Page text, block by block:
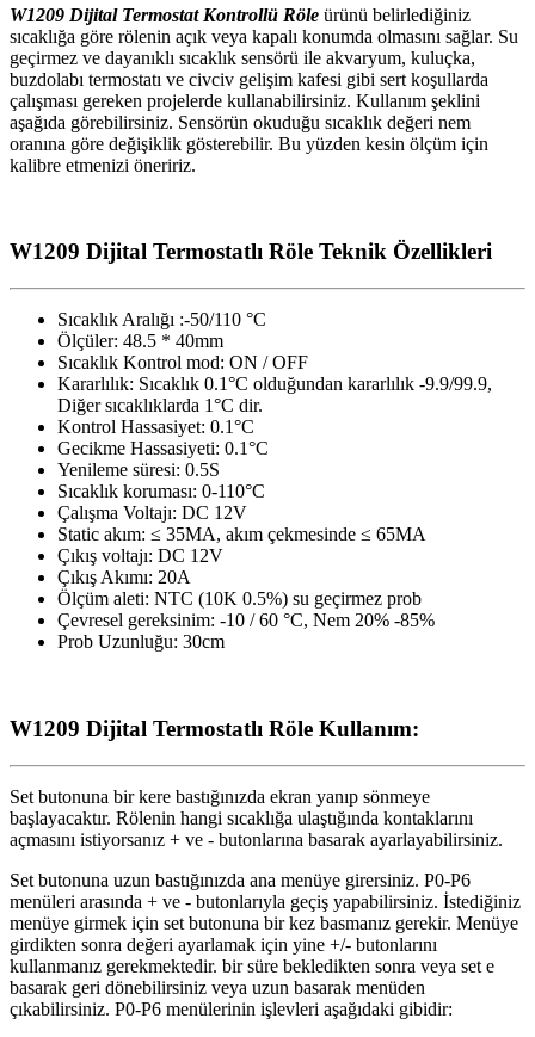
W1209 Dijital Termostat Kontrollü Röle ürünü belirlediğiniz
sıcaklığa göre rölenin açık veya kapalı konumda olmasını sağlar. Su
geçirmez ve dayanıklı sıcaklık sensörü ile akvaryum, kuluçka,
buzdolabı termostatı ve civciv gelişim kafesi gibi sert koşullarda
çalışması gereken projelerde kullanabilirsiniz. Kullanım şeklini
aşağıda görebilirsiniz. Sensörün okuduğu sıcaklık değeri nem
oranına göre değişiklik gösterebilir. Bu yüzden kesin ölçüm için
kalibre etmenizi öneririz.
W1209 Dijital Termostatlı Röle Teknik Özellikleri
Sıcaklık Aralığı :-50/110 °C
Ölçüler: 48.5 * 40mm
Sıcaklık Kontrol mod: ON / OFF
Kararlılık: Sıcaklık 0.1°C olduğundan kararlılık -9.9/99.9,
Diğer sıcaklıklarda 1°C dir.
Kontrol Hassasiyet: 0.1°C
Gecikme Hassasiyeti: 0.1°C
Yenileme süresi: 0.5S
Sıcaklık koruması: 0-110°C
Çalışma Voltajı: DC 12V
Static akım: ≤ 35MA, akım çekmesinde ≤ 65MA
Çıkış voltajı: DC 12V
Çıkış Akımı: 20A
Ölçüm aleti: NTC (10K 0.5%) su geçirmez prob
Çevresel gereksinim: -10 / 60 °C, Nem 20% -85%
Prob Uzunluğu: 30cm
W1209 Dijital Termostatlı Röle Kullanım:
Set butonuna bir kere bastığınızda ekran yanıp sönmeye
başlayacaktır. Rölenin hangi sıcaklığa ulaştığında kontaklarını
açmasını istiyorsanız + ve - butonlarına basarak ayarlayabilirsiniz.
Set butonuna uzun bastığınızda ana menüye girersiniz. P0-P6
menüleri arasında + ve - butonlarıyla geçiş yapabilirsiniz. İstediğiniz
menüye girmek için set butonuna bir kez basmanız gerekir. Menüye
girdikten sonra değeri ayarlamak için yine +/- butonlarını
kullanmanız gerekmektedir. bir süre bekledikten sonra veya set e
basarak geri dönebilirsiniz veya uzun basarak menüden
çıkabilirsiniz. P0-P6 menülerinin işlevleri aşağıdaki gibidir: